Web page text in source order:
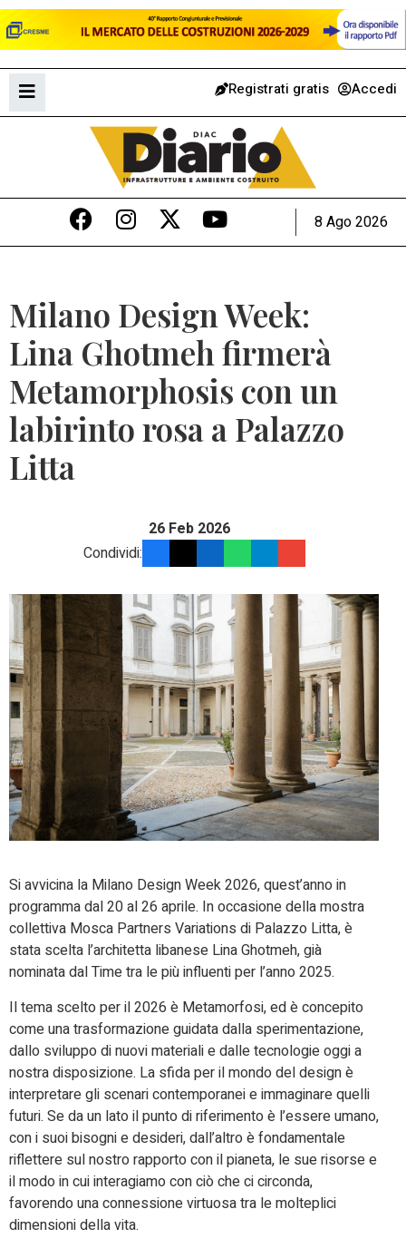
Registrati gratis Accedi
8 Ago 2026
Milano Design Week:
Lina Ghotmeh firmerà
Metamorphosis con un
labirinto rosa a Palazzo
Litta
26 Feb 2026
Condividi:
Si avvicina la Milano Design Week 2026, quest’anno in
programma dal 20 al 26 aprile. In occasione della mostra
collettiva Mosca Partners Variations di Palazzo Litta, è
stata scelta l’architetta libanese Lina Ghotmeh, già
nominata dal Time tra le più influenti per l’anno 2025.
Il tema scelto per il 2026 è Metamorfosi, ed è concepito
come una trasformazione guidata dalla sperimentazione,
dallo sviluppo di nuovi materiali e dalle tecnologie oggi a
nostra disposizione. La sfida per il mondo del design è
interpretare gli scenari contemporanei e immaginare quelli
futuri. Se da un lato il punto di riferimento è l’essere umano,
con i suoi bisogni e desideri, dall’altro è fondamentale
riflettere sul nostro rapporto con il pianeta, le sue risorse e
il modo in cui interagiamo con ciò che ci circonda,
favorendo una connessione virtuosa tra le molteplici
dimensioni della vita.